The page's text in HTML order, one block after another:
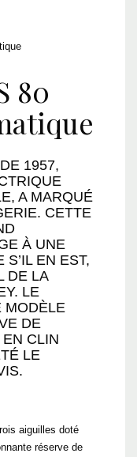
80
1957,
A MARQUÉ
CETTE
À UNE
EN EST,
DE LA
LE
MODÈLE
DE
CLIN
LE
aiguilles doté
réserve de